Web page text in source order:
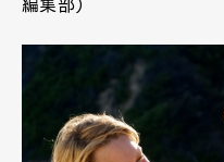
編集部）